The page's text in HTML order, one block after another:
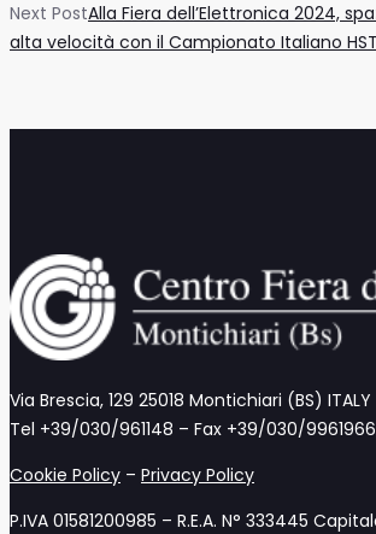
Next PostAlla Fiera dell’Elettronica 2024,
alta velocità con il Campionato Italiano HST
Via Brescia, 129 25018 Montichiari (BS) ITALY
Tel +39/030/961148 – Fax +39/030/9961966
Cookie Policy – Privacy Policy
P.IVA 01581200985 – R.E.A. N° 333445